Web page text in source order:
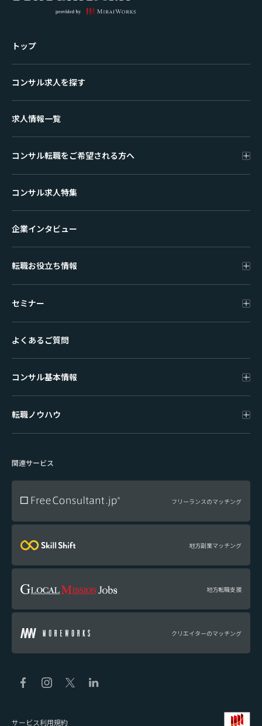
トップ
コンサル求人を探す
求人情報一覧
コンサル転職をご希望される方へ
コンサル求人特集
企業インタビュー
転職お役立ち情報
セミナー
よくあるご質問
コンサル基本情報
転職ノウハウ
関連サービス
フリーランスのマッチング
地方副業マッチング
地方転職支援
クリエイターのマッチング
サービス利用規約